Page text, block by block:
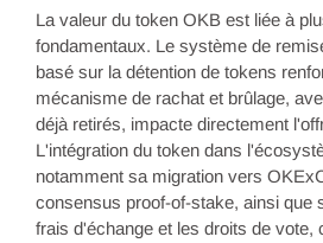
La valeur du token OKB est liée à
fondamentaux. Le système de
basé sur la détention de tokens
mécanisme de rachat et brûlage,
déjà retirés, impacte directement
L'intégration du token dans
notamment sa migration vers
consensus proof-of-stake, ainsi que
frais d'échange et les droits de vote,